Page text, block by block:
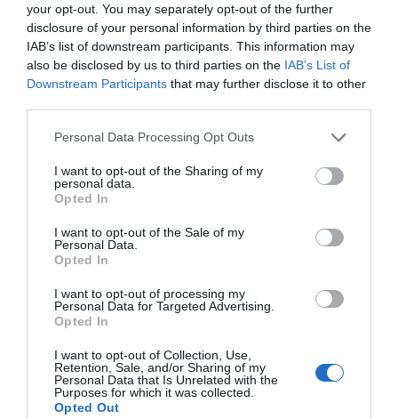
your opt-out. You may separately opt-out of the further
disclosure of your personal information by third parties on the
IAB’s list of downstream participants. This information may
also be disclosed by us to third parties on the IAB’s List of
Downstream Participants that may further disclose it to other
Please note that this website/app uses one or more Google
not limited to your visit or usage behaviour. You may click to
grant or deny consent to Google and its third-party tags to
use your data for below specified purposes in below Google
consent section.
Personal Data Processing Opt Outs
I want to opt-out of the Sharing of my
personal data.
Opted In
I want to opt-out of the Sale of my
Personal Data.
Opted In
I want to opt-out of processing my
Personal Data for Targeted Advertising.
Opted In
I want to opt-out of Collection, Use,
Retention, Sale, and/or Sharing of my
Personal Data that Is Unrelated with the
Purposes for which it was collected.
Opted Out
ΕΛΛΑΔΑ